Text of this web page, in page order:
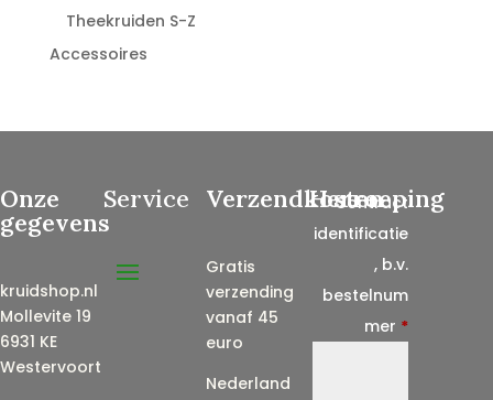
Theekruiden S-Z
Accessoires
Onze
gegevens
kruidshop.nl
Mollevite 19
6931 KE
Westervoort
Service Verzendkosten
Gratis
verzending
vanaf 45
euro
Nederland
Herroeping
Contract
identificatie
, b.v.
bestelnum
mer *